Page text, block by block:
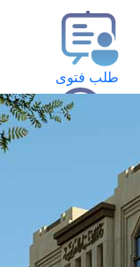
طلب فتوى
حجز موعد